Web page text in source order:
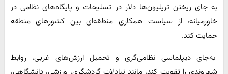
به جای ریختن تریلیون‌ها دلار در تسلیحات و پایگاه‌های نظامی در
خاورمیانه، از سیاست همکاری منطقه‌ای بین کشورهای منطقه
حمایت کند.
به‌جای دیپلماسی نظامی‌گری و تحمیل ارزش‌های غربی، روابط